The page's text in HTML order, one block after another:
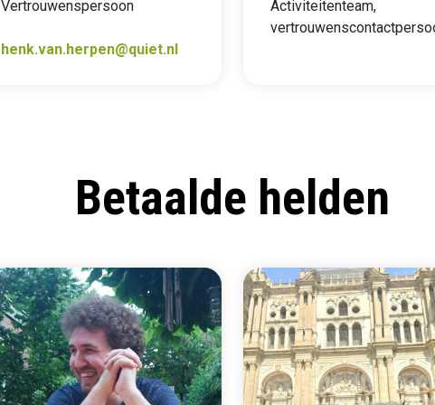
Vertrouwenspersoon
henk.van.herpen@quiet.nl
Activiteitenteam,
Betaalde helden